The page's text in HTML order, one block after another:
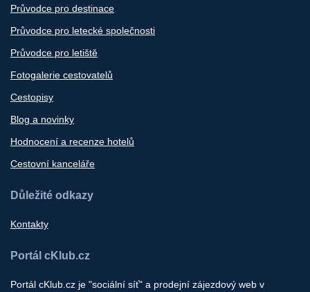
Průvodce pro destinace
Průvodce pro letecké společnosti
Průvodce pro letiště
Fotogalerie cestovatelů
Cestopisy
Blog a novinky
Hodnocení a recenze hotelů
Cestovní kanceláře
Důležité odkazy
Kontakty
Portál cKlub.cz
Portál cKlub.cz je "sociální síť" a prodejní zájezdový web v